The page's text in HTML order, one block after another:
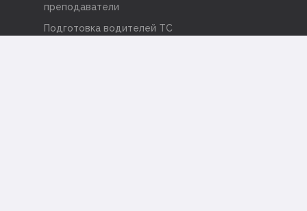
преподаватели
Подготовка водителей ТС